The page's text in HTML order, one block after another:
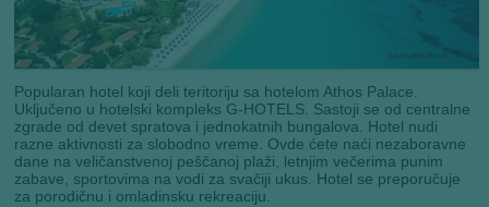
Popularan hotel koji deli teritoriju sa hotelom Athos Palace.
Uključeno u hotelski kompleks G-HOTELS. Sastoji se od centralne
zgrade od devet spratova i jednokatnih bungalova. Hotel nudi
razne aktivnosti za slobodno vreme. Ovde ćete naći nezaboravne
dane na veličanstvenoj peščanoj plaži, letnjim večerima punim
zabave, sportovima na vodi za svačiji ukus. Hotel se preporučuje
za porodičnu i omladinsku rekreaciju.